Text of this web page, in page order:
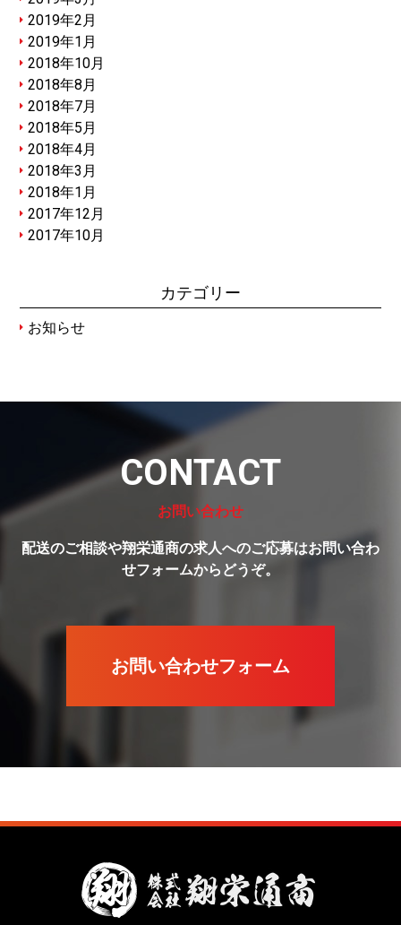
2019年2月
2019年1月
2018年10月
2018年8月
2018年7月
2018年5月
2018年4月
2018年3月
2018年1月
2017年12月
2017年10月
カテゴリー
お知らせ
CONTACT
お問い合わせ
配送のご相談や翔栄通商の求人へのご応募はお問い合わ
せフォームからどうぞ。
お問い合わせフォーム